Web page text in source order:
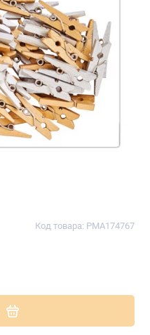
Код товара: PMA174767